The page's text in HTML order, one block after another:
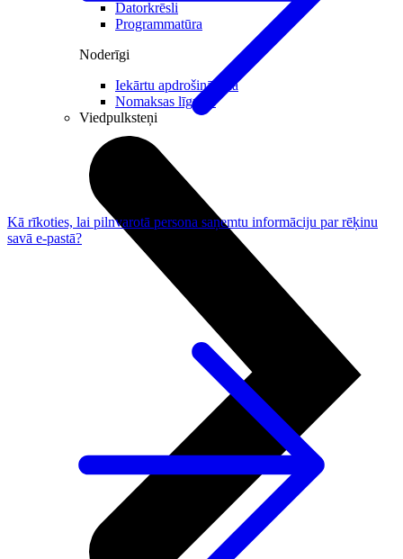
Datorkrēsli
Programmatūra
Noderīgi
Iekārtu apdrošināšana
Nomaksas līgums
Viedpulksteņi
Kā rīkoties, lai pilnvarotā persona saņemtu informāciju par rēķinu
savā e-pastā?